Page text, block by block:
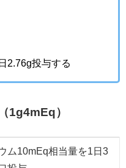
2.76g投与する
1g4mEq）
ム10mEq相当量を1日3